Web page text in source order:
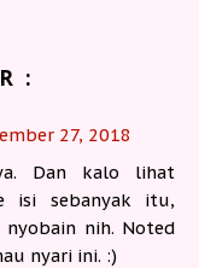
:
27, 2018
Dan kalo lihat
isi sebanyak itu,
nih. Noted
nyari ini. :)